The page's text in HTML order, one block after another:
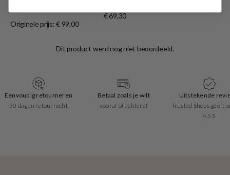
€ 69,30
Originele prijs: € 99,00
Eenvoudig retourneren
30 dagen retourrecht
Betaal zoals je wilt
vooraf of achteraf
Uitstekende
Trusted Shops geeft
4.53